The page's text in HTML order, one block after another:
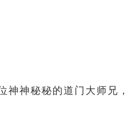
神神秘秘的道门大师兄，